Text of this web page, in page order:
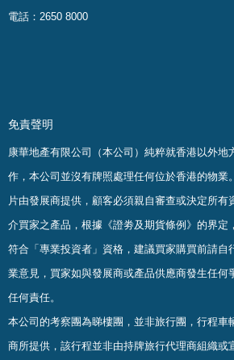
電話：2650 8000
免責聲明
康華地產有限公司（本公司）純粹就香港以外地
作，本公司並沒有牌照處理任何位於香港的物業。
片由發展商提供，顧客必須親自審查或決定所有
介買家之產品，根據《證劵及期貨條例》的界定
符合「專業投資者」資格，建議買家購買前請自
業意見，買家如與發展商或產品供應商發生任何
任何責任。
本公司的考察團為睇樓團，並非旅行團，行程車
商所提供，該行程並非由持牌旅行代理商組織或